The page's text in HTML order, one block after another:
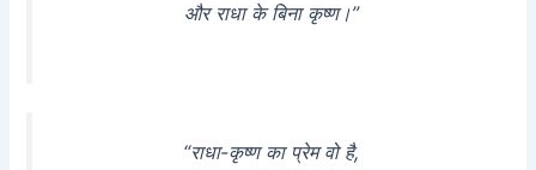
और राधा के बिना कृष्ण।”
“राधा-कृष्ण का प्रेम वो है,